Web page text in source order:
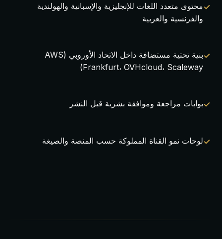
محتوى متعدد اللغات للإنجليزية والإسبانية والهولندية
والفرنسية والعربية
بنية تحتية مستضافة داخل الاتحاد الأوروبي (AWS
Frankfurt، OVHcloud، Scaleway)
بوابات مراجعة وموافقة بشرية قبل النشر
لوحات نمو القناة المملوكة حسب المنصة والصيغة